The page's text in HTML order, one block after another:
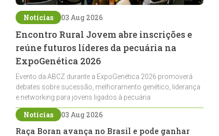
Notícias 03 Aug 2026
Encontro Rural Jovem abre inscrições e
reúne futuros líderes da pecuária na
ExpoGenética 2026
Evento da ABCZ durante a ExpoGenética 2026 promoverá
debates sobre sucessão, melhoramento genético, liderança
e networking para jovens ligados à pecuária
Notícias 03 Aug 2026
Raça Boran avança no Brasil e pode ganhar